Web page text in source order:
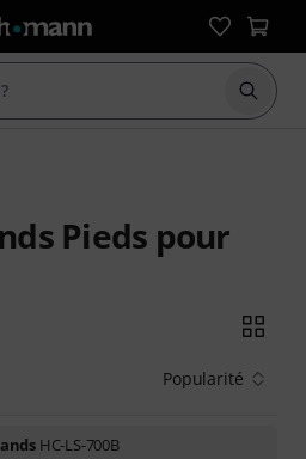
Pieds pour
Popularité
HC-LS-700B